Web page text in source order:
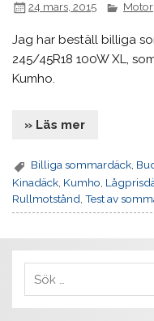
24 mars, 2015
Motor
Jag har beställ billiga
245/45R18 100W XL,
Kumho.
» Läs mer
Billiga sommardäck
Kinadäck Kumho
Rullmotstånd ,Test av